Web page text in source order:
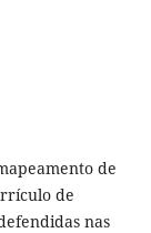
de
de
nas